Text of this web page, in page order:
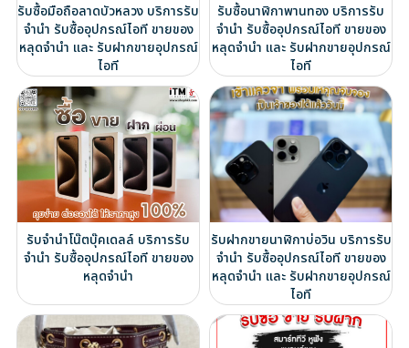
รับซื้อมือถือลาดบัวหลวง บริการรับ
จำนำ รับซื้ออุปกรณ์ไอที ขายของ
หลุดจำนำ และ รับฝากขายอุปกรณ์
ไอที
รับซื้อนาฬิกาพานทอง บริการรับ
จำนำ รับซื้ออุปกรณ์ไอที ขายของ
หลุดจำนำ และ รับฝากขายอุปกรณ์
ไอที
รับจำนำโน๊ตบุ๊คเดลล์ บริการรับ
จำนำ รับซื้ออุปกรณ์ไอที ขายของ
หลุดจำนำ
รับฝากขายนาฬิกาบ่อวิน บริการรับ
จำนำ รับซื้ออุปกรณ์ไอที ขายของ
หลุดจำนำ และ รับฝากขายอุปกรณ์
ไอที